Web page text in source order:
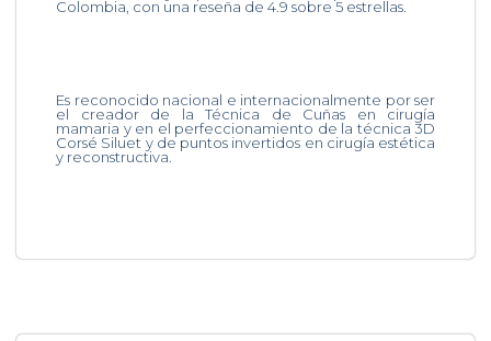
Colombia, con una reseña de 4.9 sobre 5 estrellas.
Es reconocido nacional e internacionalmente por ser
el creador de la Técnica de Cuñas en cirugía
mamaria y en el perfeccionamiento de la técnica 3D
Corsé Siluet y de puntos invertidos en cirugía estética
y reconstructiva.